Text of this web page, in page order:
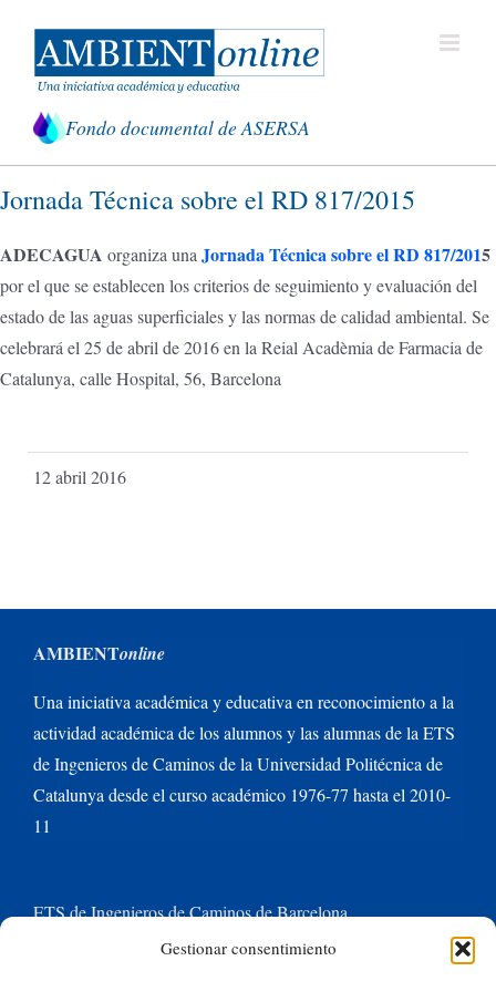
Gestionar consentimiento
contenido
Fondo documental de ASERSA
Jornada Técnica sobre el RD 817/2015
ADECAGUA organiza una Jornada Técnica sobre el RD 817/2015
por el que se establecen los criterios de seguimiento y evaluación del
estado de las aguas superficiales y las normas de calidad ambiental. Se
celebrará el 25 de abril de 2016 en la Reial Acadèmia de Farmacia de
Catalunya, calle Hospital, 56, Barcelona
12 abril 2016
AMBIENTonline
Una iniciativa académica y educativa en reconocimiento a la
actividad académica de los alumnos y las alumnas de la ETS
de Ingenieros de Caminos de la Universidad Politécnica de
Catalunya desde el curso académico 1976-77 hasta el 2010-
11
ETS de Ingenieros de Caminos de Barcelona
Universitat Politècnica de Catalunya BarcelonaTech